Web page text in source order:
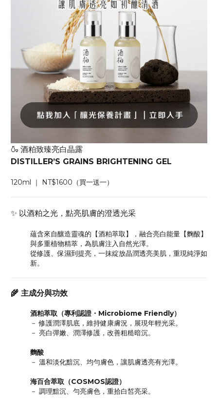
🍶 酒粕致臻亮白晶露
DISTILLER’S GRAINS BRIGHTENING GEL
120ml ｜ NT$1600（買一送一）
✨ 以酒粕之光，點亮肌膚的澄透光采
蘊含來自釀造靈魂的【酒粕萃取】，融合亮白能量【麴酸】
與多重植物精萃，為肌膚注入自然光澤。
從修護、保濕到提亮，一抹綻放晶潤透亮美肌，重現純淨如
新。
🌾 主成分與功效
酒粕萃取（專利認證・Microbiome Friendly）
－ 修護潤澤肌底，維持健康膚況，展現年輕光采。
－ 亮白彈嫩、潤澤修護，改善粗糙暗沉。
麴酸
－ 溫和淡化黯沉、均勻膚色，讓肌膚透亮有光澤。
海百合萃取（COSMOS認證）
－ 調理黯沉、勻亮膚色，重拾白皙亮采。